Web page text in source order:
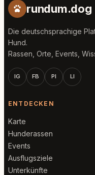
rundum.dog
Die deutschsprachige
Hund.
Rassen, Orte, Events,
IG FB PI LI
ENTDECKEN
Karte
Hunderassen
Events
Ausflugsziele
Unterkünfte